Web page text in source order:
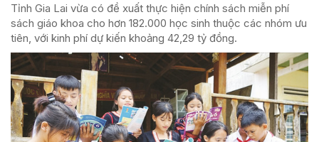
Tỉnh Gia Lai vừa có đề xuất thực hiện chính sách miễn phí
sách giáo khoa cho hơn 182.000 học sinh thuộc các nhóm ưu
tiên, với kinh phí dự kiến khoảng 42,29 tỷ đồng.